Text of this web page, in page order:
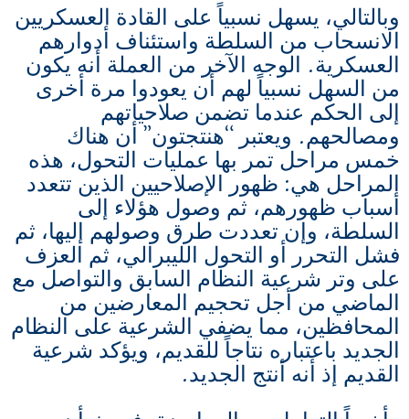
وبالتالي، يسهل نسبياً على القادة العسكريين
الانسحاب من السلطة واستئناف أدوارهم
العسكرية. الوجه الآخر من العملة أنه يكون
من السهل نسبياً لهم أن يعودوا مرة أخرى
إلى الحكم عندما تضمن صلاحياتهم
ومصالحهم. ويعتبر “هنتجتون” أن هناك
خمس مراحل تمر بها عمليات التحول، هذه
المراحل هي: ظهور الإصلاحيين الذين تتعدد
أسباب ظهورهم، ثم وصول هؤلاء إلى
السلطة، وإن تعددت طرق وصولهم إليها، ثم
فشل التحرر أو التحول الليبرالي، ثم العزف
على وتر شرعية النظام السابق والتواصل مع
الماضي من أجل تحجيم المعارضين من
المحافظين، مما يضفي الشرعية على النظام
الجديد باعتباره نتاجاً للقديم، ويؤكد شرعية
القديم إذ أنه أنتج الجديد.